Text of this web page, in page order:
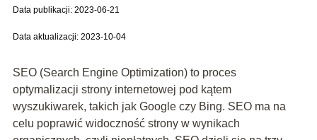
Data publikacji: 2023-06-21
Data aktualizacji: 2023-10-04
SEO (Search Engine Optimization) to proces
optymalizacji strony internetowej pod kątem
wyszukiwarek, takich jak Google czy Bing. SEO ma na
celu poprawić widoczność strony w wynikach